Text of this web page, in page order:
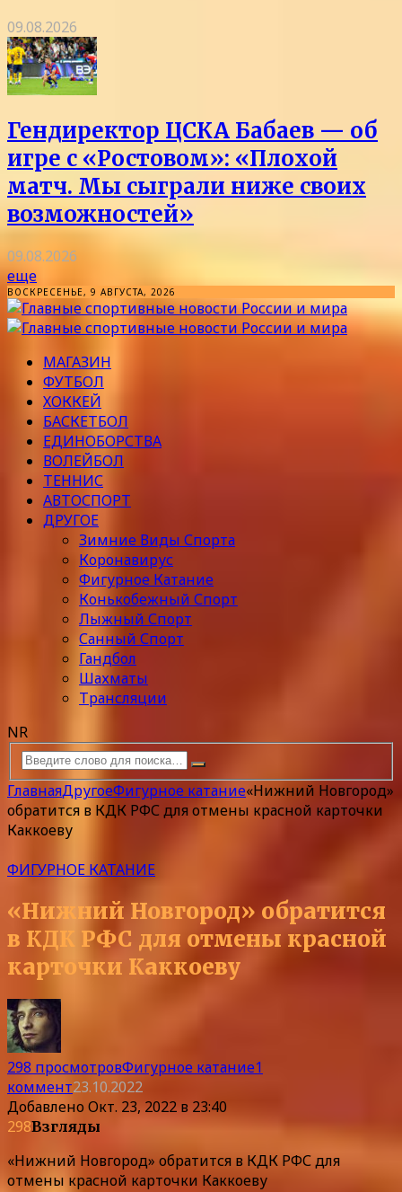
09.08.2026
Гендиректор ЦСКА Бабаев — об
игре с «Ростовом»: «Плохой
матч. Мы сыграли ниже своих
возможностей»
09.08.2026
еще
ВОСКРЕСЕНЬЕ, 9 АВГУСТА, 2026
МАГАЗИН
ФУТБОЛ
ХОККЕЙ
БАСКЕТБОЛ
ЕДИНОБОРСТВА
ВОЛЕЙБОЛ
ТЕННИС
АВТОСПОРТ
ДРУГОЕ
Зимние Виды Спорта
Коронавирус
Фигурное Катание
Конькобежный Спорт
Лыжный Спорт
Санный Спорт
Гандбол
Шахматы
Трансляции
NR
ГлавнаяДругоеФигурное катание«Нижний Новгород»
обратится в КДК РФС для отмены красной карточки
Каккоеву
ФИГУРНОЕ КАТАНИЕ
«Нижний Новгород» обратится
в КДК РФС для отмены красной
карточки Каккоеву
298 просмотровФигурное катание1
коммент23.10.2022
Добавлено Окт. 23, 2022 в 23:40
298Взгляды
«Нижний Новгород» обратится в КДК РФС для
отмены красной карточки Каккоеву